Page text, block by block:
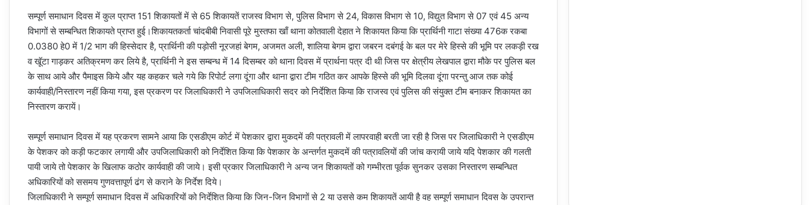
सम्पूर्ण समाधान दिवस में कुल प्राप्त 151 शिकायतों में से 65 शिकायतें राजस्व विभाग से, पुलिस विभाग से 24, विकास विभाग से 10, विद्युत विभाग से 07 एवं 45 अन्य
विभागों से सम्बन्धित शिकायते प्राप्त हुई।शिकायतकर्ता चांदबीबी निवासी पूरे मुस्तफा खाँ थाना कोतवाली देहात ने शिकायत किया कि प्रार्थिनी गाटा संख्या 476क रकबा
0.0380 हे0 में 1/2 भाग की हिस्सेदार है, प्रार्थिनी की पड़ोसी नूरजहां बेगम, अजमत अली, शालिया बेगम द्वारा जबरन दबंगई के बल पर मेरे हिस्से की भूमि पर लकड़ी रख
व खूॅटा गाड़कर अतिक्रमण कर लिये है, प्रार्थिनी ने इस सम्बन्ध में 14 दिसम्बर को थाना दिवस में प्रार्थना पत्र दी थी जिस पर क्षेत्रीय लेखपाल द्वारा मौके पर पुलिस बल
के साथ आये और पैमाइस किये और यह कहकर चले गये कि रिपोर्ट लगा दूंगा और थाना द्वारा टीम गठित कर आपके हिस्से की भूमि दिलवा दूंगा परन्तु आज तक कोई
कार्यवाही/निस्तारण नहीं किया गया, इस प्रकरण पर जिलाधिकारी ने उपजिलाधिकारी सदर को निर्देशित किया कि राजस्व एवं पुलिस की संयुक्त टीम बनाकर शिकायत का
निस्तारण करायें।
सम्पूर्ण समाधान दिवस में यह प्रकरण सामने आया कि एसडीएम कोर्ट में पेशकार द्वारा मुकदमें की पत्रावली में लापरवाही बरती जा रही है जिस पर जिलाधिकारी ने एसडीएम
के पेशकर को कड़ी फटकार लगायी और उपजिलाधिकारी को निर्देशित किया कि पेशकार के अन्तर्गत मुकदमें की पत्रावलियों की जांच करायी जाये यदि पेशकार की गलती
पायी जाये तो पेशकार के खिलाफ कठोर कार्यवाही की जाये। इसी प्रकार जिलाधिकारी ने अन्य जन शिकायतों को गम्भीरता पूर्वक सुनकर उसका निस्तारण सम्बन्धित
अधिकारियों को ससमय गुणवत्तापूर्ण ढंग से कराने के निर्देश दिये।
जिलाधिकारी ने सम्पूर्ण समाधान दिवस में अधिकारियों को निर्देशित किया कि जिन-जिन विभागों से 2 या उससे कम शिकायतें आयी है वह सम्पूर्ण समाधान दिवस के उपरान्त